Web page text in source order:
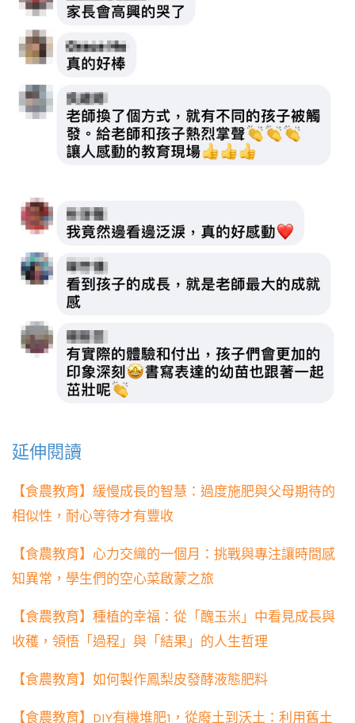
延伸閱讀
【食農教育】緩慢成長的智慧：過度施肥與父母期待的
相似性，耐心等待才有豐收
【食農教育】心力交織的一個月：挑戰與專注讓時間感
知異常，學生們的空心菜啟蒙之旅
【食農教育】種植的幸福：從「醜玉米」中看見成長與
收穫，領悟「過程」與「結果」的人生哲理
【食農教育】如何製作鳳梨皮發酵液態肥料
【食農教育】DIY有機堆肥1，從廢土到沃土：利用舊土